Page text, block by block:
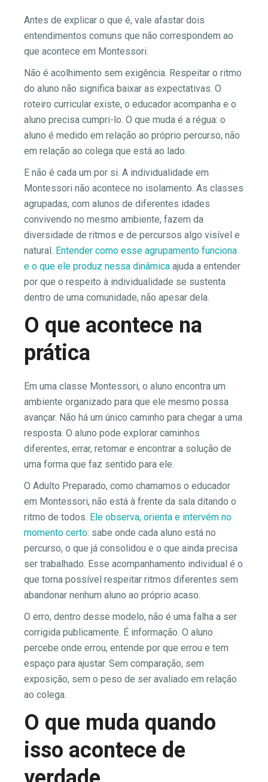
Antes de explicar o que é, vale afastar dois
entendimentos comuns que não correspondem ao
que acontece em Montessori.
Não é acolhimento sem exigência. Respeitar o ritmo
do aluno não significa baixar as expectativas. O
roteiro curricular existe, o educador acompanha e o
aluno precisa cumpri-lo. O que muda é a régua: o
aluno é medido em relação ao próprio percurso, não
em relação ao colega que está ao lado.
E não é cada um por si. A individualidade em
Montessori não acontece no isolamento. As classes
agrupadas, com alunos de diferentes idades
convivendo no mesmo ambiente, fazem da
diversidade de ritmos e de percursos algo visível e
natural. Entender como esse agrupamento funciona
e o que ele produz nessa dinâmica ajuda a entender
por que o respeito à individualidade se sustenta
dentro de uma comunidade, não apesar dela.
O que acontece na
prática
Em uma classe Montessori, o aluno encontra um
ambiente organizado para que ele mesmo possa
avançar. Não há um único caminho para chegar a uma
resposta. O aluno pode explorar caminhos
diferentes, errar, retomar e encontrar a solução de
uma forma que faz sentido para ele.
O Adulto Preparado, como chamamos o educador
em Montessori, não está à frente da sala ditando o
ritmo de todos. Ele observa, orienta e intervém no
momento certo: sabe onde cada aluno está no
percurso, o que já consolidou e o que ainda precisa
ser trabalhado. Esse acompanhamento individual é o
que torna possível respeitar ritmos diferentes sem
abandonar nenhum aluno ao próprio acaso.
O erro, dentro desse modelo, não é uma falha a ser
corrigida publicamente. É informação. O aluno
percebe onde errou, entende por que errou e tem
espaço para ajustar. Sem comparação, sem
exposição, sem o peso de ser avaliado em relação
ao colega.
O que muda quando
isso acontece de